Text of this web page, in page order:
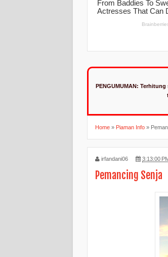
PENGUMUMAN: Terhitung
Home » Piaman Info »
irfandani06 3:13:00
Pemancing Senja